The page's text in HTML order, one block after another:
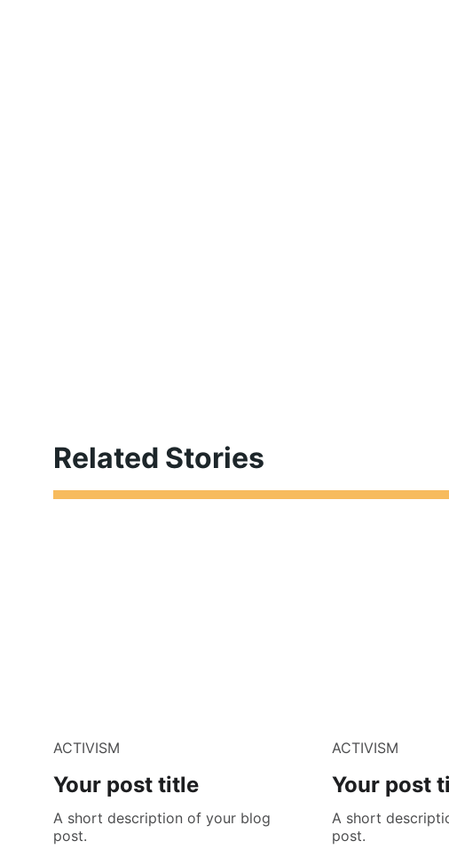
Related Stories
ACTIVISM
Your post title
A short description of your blog
post.
ACTIVISM
Your post
A short
post.